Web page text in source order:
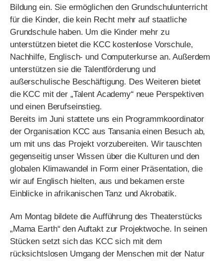
unterstützen sie die Talentförderung und
außerschulische Beschäftigung. Des Weiteren bietet
die KCC mit der „Talent Academy“ neue Perspektiven
und einen Berufseinstieg.
Bereits im Juni stattete uns ein Programmkoordinator
der Organisation KCC aus Tansania einen Besuch ab,
um mit uns das Projekt vorzubereiten. Wir tauschten
gegenseitig unser Wissen über die Kulturen und den
globalen Klimawandel in Form einer Präsentation, die
wir auf Englisch hielten, aus und bekamen erste
Einblicke in afrikanischen Tanz und Akrobatik.
Am Montag bildete die Aufführung des Theaterstücks
„Mama Earth“ den Auftakt zur Projektwoche. In seinen
Stücken setzt sich das KCC sich mit dem
rücksichtslosen Umgang der Menschen mit der Natur
Die einzelnen Handlungsabschnitte handeln von
Themen wie Abholzung, Müll und Korruption sowie
Armut. Begleitet werden sie von eleganten